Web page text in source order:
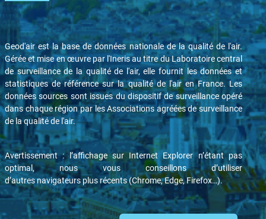
Geod'air est la base de données nationale de la qualité de l'air.
Gérée et mise en œuvre par l'Ineris au titre du Laboratoire central
de surveillance de la qualité de l'air, elle fournit les données et
statistiques de référence sur la qualité de l'air en France. Les
données sources sont issues du dispositif de surveillance opéré
dans chaque région par les Associations agréées de surveillance
de la qualité de l'air.
Avertissement : l’affichage sur Internet Explorer n’étant pas
optimal, nous vous conseillons d’utiliser
d’autres navigateurs plus récents (Chrome, Edge, Firefox…).